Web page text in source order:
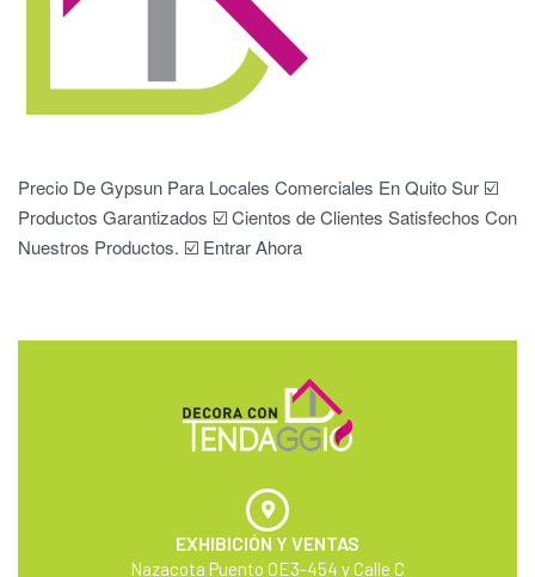
Precio De Gypsun Para Locales Comerciales En Quito Sur ☑️
Productos Garantizados ☑️ Cientos de Clientes Satisfechos Con
Nuestros Productos. ☑️ Entrar Ahora
EXHIBICIÓN Y VENTAS
Nazacota Puento OE3-454 y Calle C